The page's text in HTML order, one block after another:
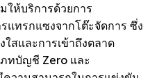
ให้บริการด้วยการ
แทรกแซงจากโต๊ะจัดการ ซึ่ง
สและการเข้าถึงตลาด
ทบัญชี Zero และ